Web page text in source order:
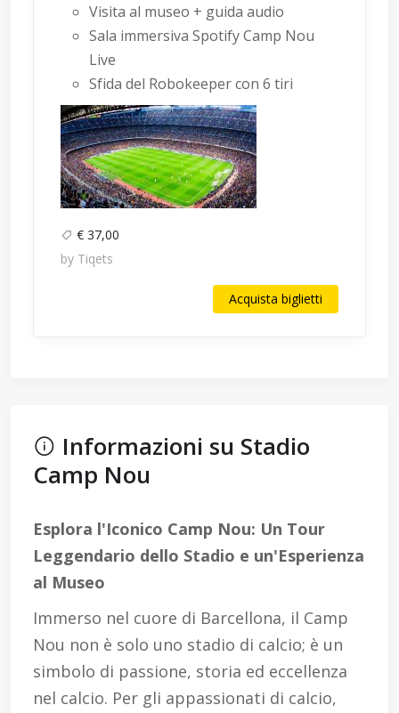
Visita al museo + guida audio
Sala immersiva Spotify Camp Nou
Live
Sfida del Robokeeper con 6 tiri
€ 37,00
by Tiqets
Acquista biglietti
Informazioni su Stadio
Camp Nou
Esplora l'Iconico Camp Nou: Un Tour
Leggendario dello Stadio e un'Esperienza
al Museo
Immerso nel cuore di Barcellona, il Camp
Nou non è solo uno stadio di calcio; è un
simbolo di passione, storia ed eccellenza
nel calcio. Per gli appassionati di calcio,